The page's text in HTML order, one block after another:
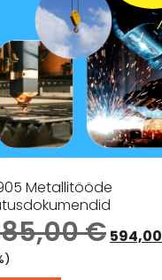
Metallitööde
€ 594,00